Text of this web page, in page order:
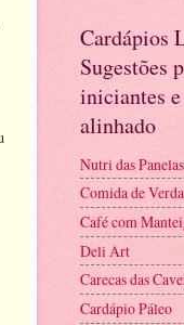
Cardápios
Sugestões
iniciantes
alinhado
Nutri das
Comida de
Café com
Deli Art
Carecas das
Cardápio Páleo